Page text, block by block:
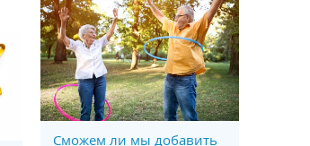
Сможем ли мы добавить